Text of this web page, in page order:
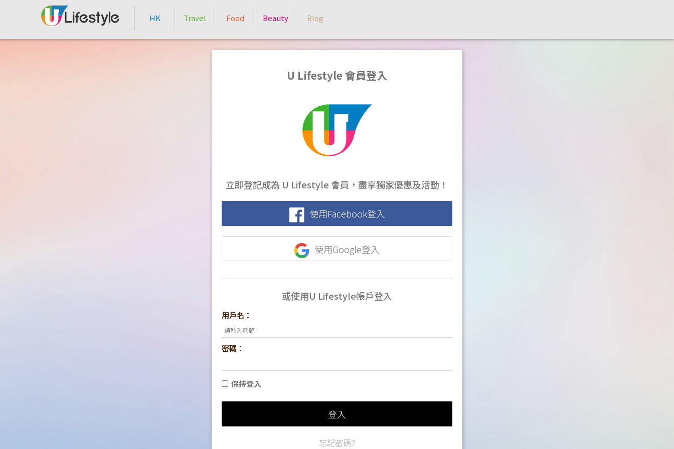
HK Travel Food Beauty Blog
U Lifestyle 會員登入
立即登記成為 U Lifestyle 會員，盡享獨家優惠及活動！
使用Facebook登入
使用Google登入
或使用U Lifestyle帳戶登入
用戶名：
密碼：
保持登入
登入
忘記密碼?